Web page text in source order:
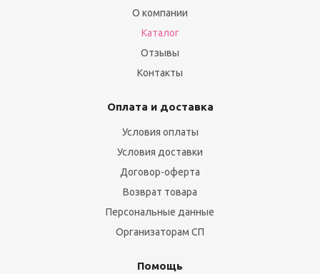
О компании
Каталог
Отзывы
Контакты
Оплата и доставка
Условия оплаты
Условия доставки
Договор-оферта
Возврат товара
Персональные данные
Организаторам СП
Помощь